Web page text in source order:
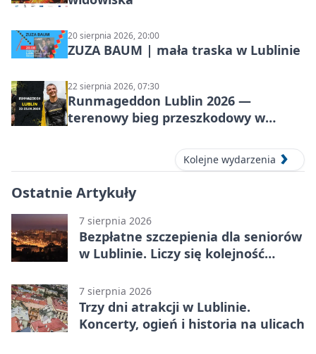
20 sierpnia 2026, 20:00
ZUZA BAUM | mała traska w Lublinie
22 sierpnia 2026, 07:30
Runmageddon Lublin 2026 —
terenowy bieg przeszkodowy w
Kolejne wydarzenia
Ostatnie Artykuły
7 sierpnia 2026
Bezpłatne szczepienia dla seniorów
w Lublinie. Liczy się kolejność
7 sierpnia 2026
Trzy dni atrakcji w Lublinie.
Koncerty, ogień i historia na ulicach